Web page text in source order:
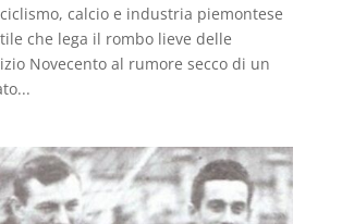
calcio e industria piemontese
che lega il rombo lieve delle
Novecento al rumore secco di un